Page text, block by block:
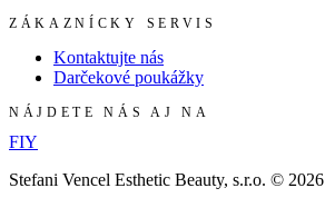
ZÁKAZNÍCKY SERVIS
Kontaktujte nás
Darčekové poukážky
NÁJDETE NÁS AJ NA
FIY
Stefani Vencel Esthetic Beauty, s.r.o. © 2026